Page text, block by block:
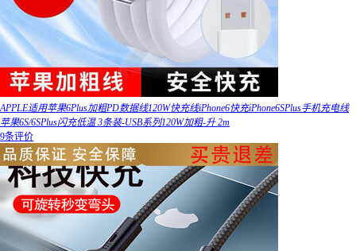
APPLE适用苹果6Plus加粗PD数据线120W快充线iPhone6快充iPhone6SPlus手机充电线
苹果6S/6SPlus闪充低温 3条装-USB系列120W加粗-升 2m
9条评价